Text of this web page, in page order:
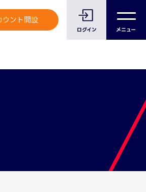
ウント開設
ログイン メニュー